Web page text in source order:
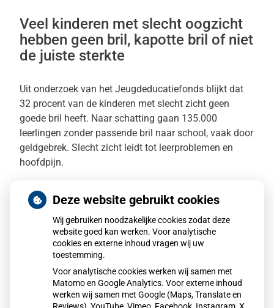
Veel kinderen met slecht oogzicht
hebben geen bril, kapotte bril of niet
de juiste sterkte
Uit onderzoek van het Jeugdeducatiefonds blijkt dat
32 procent van de kinderen met slecht zicht geen
goede bril heeft. Naar schatting gaan 135.000
leerlingen zonder passende bril naar school, vaak door
geldgebrek. Slecht zicht leidt tot leerproblemen en
hoofdpijn.
Spoedeisende hulp zag dit
weekend meer mensen met heup-
en polsbreuken binnenkomen
Door de gladheid was het afgelopen weekend extra
druk op spoedeisende hulpen. Ziekenhuizen zagen
Deze website gebruikt cookies
Wij gebruiken noodzakelijke cookies zodat deze
website goed kan werken. Voor analytische
cookies en externe inhoud vragen wij uw
toestemming.
Voor analytische cookies werken wij samen met
Matomo en Google Analytics. Voor externe inhoud
werken wij samen met Google (Maps, Translate en